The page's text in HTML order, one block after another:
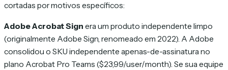
cortadas por motivos específicos:
Adobe Acrobat Sign era um produto independente limpo
(originalmente Adobe Sign, renomeado em 2022). A Adobe
consolidou o SKU independente apenas-de-assinatura no
plano Acrobat Pro Teams ($23,99/user/month). Se sua equipe